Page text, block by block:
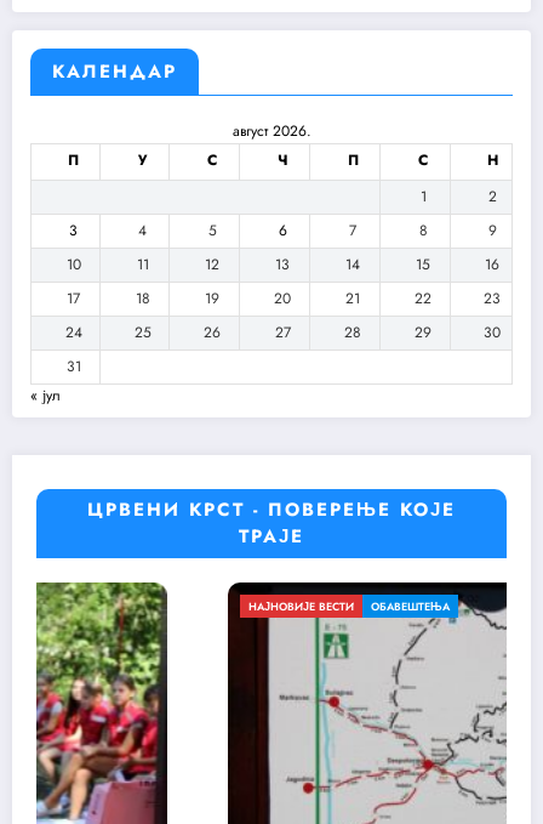
КАЛЕНДАР
август 2026.
П
У С Ч П С
Н
1
2
3
4 5 6 7 8
9
10
11 12 13 14 15
16
17
18 19 20 21 22
23
24
25 26 27 28 29
30
31
« јул
ЦРВЕНИ КРСТ - ПОВЕРЕЊЕ КОЈЕ
ТРАЈЕ
ВЕСТИ ОБАВЕШТЕЊА